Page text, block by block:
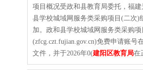
项目概况受政和县教育局委托，福
县学校城域网服务类采购项目(二次
加。政和县学校城域网服务类采购
(zfcg.czt.fujian.gov.cn)免费申请账
文件，并于2026年0(建阳区教育局在